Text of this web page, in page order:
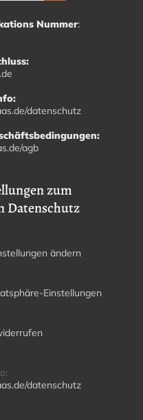
Nummer:
datenschutz
agb
zum
Datenschutz
ändern
Einstellungen
datenschutz